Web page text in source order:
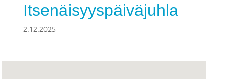
Itsenäisyyspäiväjuhla
2.12.2025